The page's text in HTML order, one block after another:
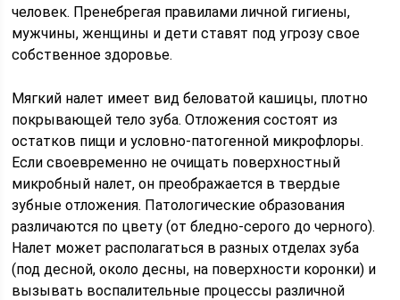
человек. Пренебрегая правилами личной гигиены,
мужчины, женщины и дети ставят под угрозу свое
собственное здоровье.
Мягкий налет имеет вид беловатой кашицы, плотно
покрывающей тело зуба. Отложения состоят из
остатков пищи и условно-патогенной микрофлоры.
Если своевременно не очищать поверхностный
микробный налет, он преображается в твердые
зубные отложения. Патологические образования
различаются по цвету (от бледно-серого до черного).
Налет может располагаться в разных отделах зуба
(под десной, около десны, на поверхности коронки) и
вызывать воспалительные процессы различной